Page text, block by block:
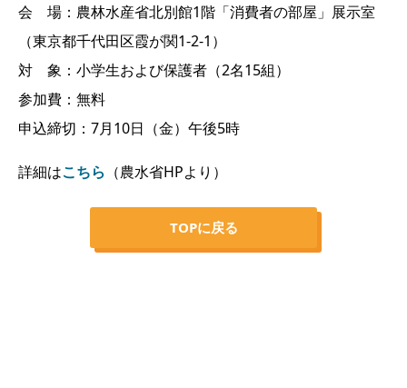
会 場：農林水産省北別館1階「消費者の部屋」展示室
（東京都千代田区霞が関1-2-1）
対 象：小学生および保護者（2名15組）
参加費：無料
申込締切：7月10日（金）午後5時
詳細はこちら （農水省HPより）
TOPに戻る